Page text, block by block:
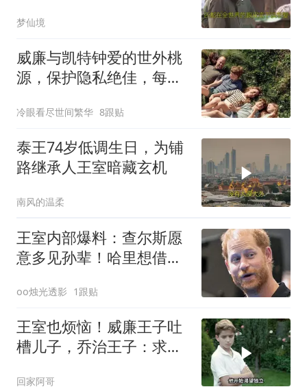
梦仙境
威廉与凯特钟爱的世外桃
源，保护隐私绝佳，每周
冷眼看尽世间繁华 8跟贴
泰王74岁低调生日，为铺
路继承人王室暗藏玄机
南风的温柔
王室内部爆料：查尔斯愿
意多见孙辈！哈里想借运
oo烛光透影 1跟贴
王室也烦恼！威廉王子吐
槽儿子，乔治王子：求你
回家阿哥